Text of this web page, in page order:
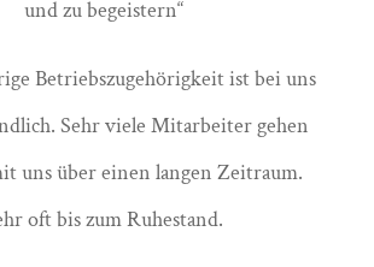
und zu begeistern“
Betriebszugehörigkeit ist bei uns
Sehr viele Mitarbeiter gehen
uns über einen langen Zeitraum.
oft bis zum Ruhestand.